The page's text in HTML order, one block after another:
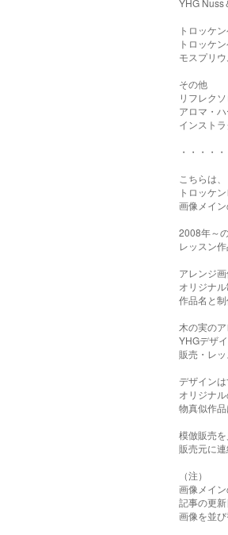
YHG Nuss
トロッケ
トロッケ
モスプリ
その他
リフレク
アロマ・
インスト
・・・・
こちらは、
トロッケ
画像メイ
2008年～
レッスン
アレンジ
オリジナ
作品名と
木の実の
YHGデザ
販売・レ
デザイン
オリジナ
物真似作
模倣販売
販売元に
（注）
画像メイ
記事の更
画像を並び